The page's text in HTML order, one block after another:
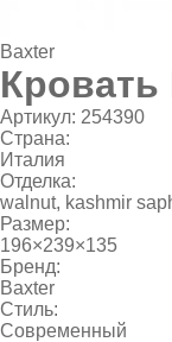
Baxter
Кровать
Артикул: 254390
Страна:
Италия
Отделка:
walnut, kashmir
Размер:
196×239×135
Бренд:
Baxter
Стиль:
Современный